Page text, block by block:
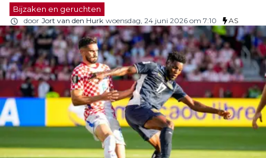
Bijzaken en geruchten
door Jort van den Hurk woensdag, 24 juni 2026 om 7:10 AS